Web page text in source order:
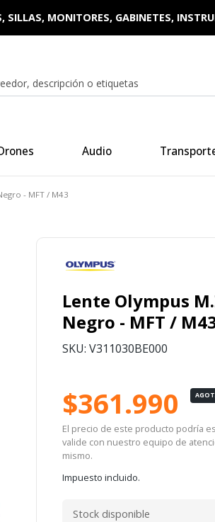
Audio
SILLAS, MONITORES, GABINETES,
- MFT / M43
Lente Olympus
Negro - MFT /
SKU: V311030BE000
$361.990
El precio de este producto podría
valide con nuestro equipo de
mismo.
Impuesto incluido.
Stock disponible